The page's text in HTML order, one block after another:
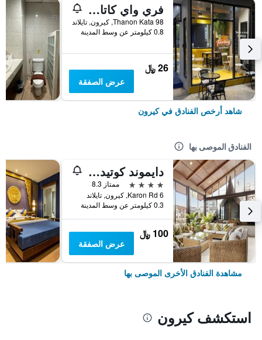
فري واي كاتا بيتش هوستل
98 Thanon Kata, كيرون, تايلاند
0.8 كيلومتر عن وسط المدينة
26 ﷼
عرض الصفقة
شاهد أرخص الفنادق في كيرون
الفنادق الموصى بها
دايموند كوتيدج ريزورت آند سبا
4 نجوم
ممتاز 8.3
6 Karon Rd, كيرون, تايلاند
0.3 كيلومتر عن وسط المدينة
100 ﷼
عرض الصفقة
مشاهدة الفنادق الأخرى الموصى بها
استكشف كيرون